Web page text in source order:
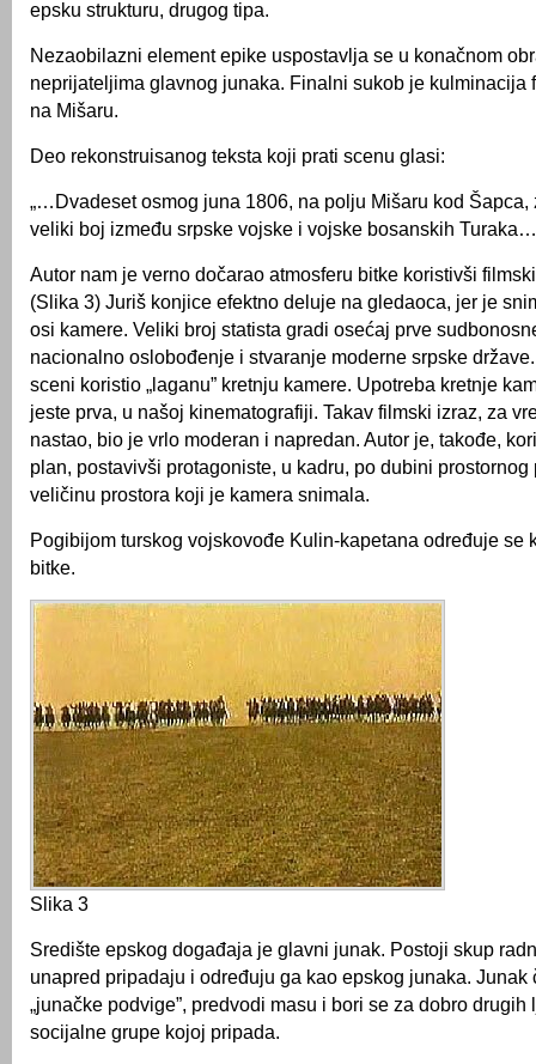
epsku strukturu, drugog tipa.
Nezaobilazni element epike uspostavlja se u konačnom
neprijateljima glavnog junaka. Finalni sukob je kulminacija
na Mišaru.
Deo rekonstruisanog teksta koji prati scenu glasi:
„…Dvadeset osmog juna 1806, na polju Mišaru kod Šapca,
veliki boj između srpske vojske i vojske bosanskih Turaka…
Autor nam je verno dočarao atmosferu bitke koristivši
(Slika 3) Juriš konjice efektno deluje na gledaoca, jer je
osi kamere. Veliki broj statista gradi osećaj prve
nacionalno oslobođenje i stvaranje moderne srpske
sceni koristio „laganu” kretnju kamere. Upotreba kretnje
jeste prva, u našoj kinematografiji. Takav filmski izraz, za
nastao, bio je vrlo moderan i napredan. Autor je, takođe,
plan, postavivši protagoniste, u kadru, po dubini
veličinu prostora koji je kamera snimala.
Pogibijom turskog vojskovođe Kulin-kapetana određuje se
bitke.
Slika 3
Središte epskog događaja je glavni junak. Postoji skup
unapred pripadaju i određuju ga kao epskog junaka. Junak
„junačke podvige”, predvodi masu i bori se za dobro
socijalne grupe kojoj pripada.